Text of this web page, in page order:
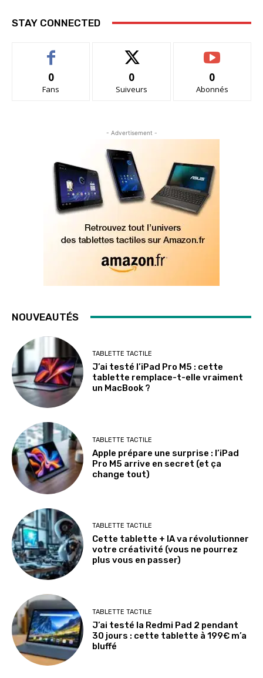
STAY CONNECTED
0
Fans
0
Suiveurs
0
Abonnés
- Advertisement -
NOUVEAUTÉS
TABLETTE TACTILE
J’ai testé l’iPad Pro M5 : cette
tablette remplace-t-elle vraiment
un MacBook ?
TABLETTE TACTILE
Apple prépare une surprise : l’iPad
Pro M5 arrive en secret (et ça
change tout)
TABLETTE TACTILE
Cette tablette + IA va révolutionner
votre créativité (vous ne pourrez
plus vous en passer)
TABLETTE TACTILE
J’ai testé la Redmi Pad 2 pendant
30 jours : cette tablette à 199€ m’a
bluffé